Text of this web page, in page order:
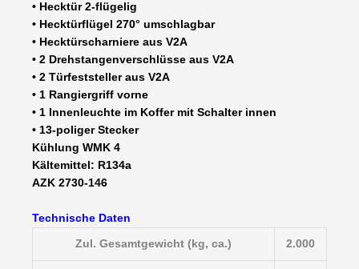
• Hecktür 2-flügelig
• Hecktürflügel 270° umschlagbar
• Hecktürscharniere aus V2A
• 2 Drehstangenverschlüsse aus V2A
• 2 Türfeststeller aus V2A
• 1 Rangiergriff vorne
• 1 Innenleuchte im Koffer mit Schalter innen
• 13-poliger Stecker
Kühlung WMK 4
Kältemittel: R134a
AZK 2730-146
Technische Daten
Zul. Gesamtgewicht (kg, ca.) 2.000